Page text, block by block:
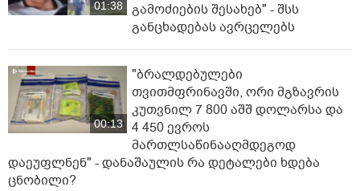
01:38
გამოძიების შესახებ" - შსს
განცხადებას ავრცელებს
00:13
"ბრალდებულები
თვითმფრინავში, ორი მგზავრის
კუთვნილ 7 800 აშშ დოლარსა და
4 450 ევროს
მართლსაწინააღმდეგოდ
დაეუფლნენ" - დანაშაულის რა დეტალები ხდება
ცნობილი?